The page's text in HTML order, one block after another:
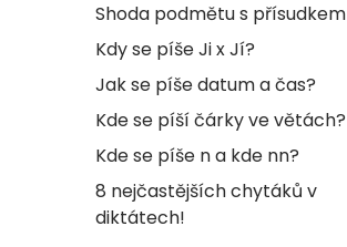
Shoda podmětu s přísudkem
Kdy se píše Ji x Jí?
Jak se píše datum a čas?
Kde se píší čárky ve větách?
Kde se píše n a kde nn?
8 nejčastějších chytáků v
diktátech!